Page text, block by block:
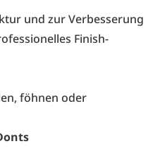
und zur Verbesserung
Finish-
föhnen oder